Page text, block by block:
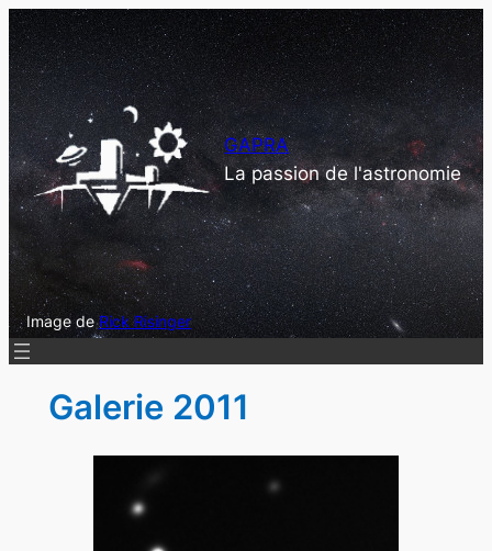
Aller
au
contenu
GAPRA
La passion de l'astronomie
Image deRick Risinger
Galerie 2011